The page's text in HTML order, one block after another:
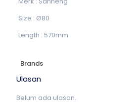
Size : Ø80
Length : 570mm
Brands
Ulasan
Belum ada ulasan.